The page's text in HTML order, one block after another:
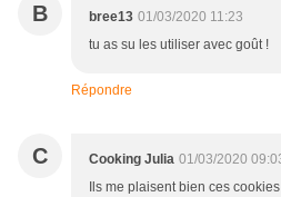
B bree13 01/03/2020 11:23
tu as su les utiliser avec goût !
Répondre
C Cooking Julia 01/03/2020
Ils me plaisent bien ces